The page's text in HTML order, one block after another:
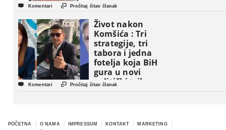
 Komentari  Pročitaj čitav članak
Život nakon
Komšića : Tri
strategije, tri
tabora i jedna
fotelja koja BiH
gura u novi
politički triler
 Komentari  Pročitaj čitav članak
POČETNA O NAMA IMPRESSUM KONTAKT
MARKETING